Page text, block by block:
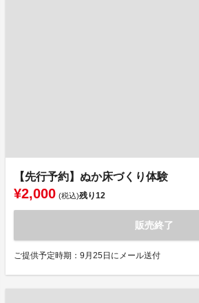
【先行予約】ぬか床づくり体験
¥2,000 (税込)残り12
販売終了
ご提供予定時期：9月25日にメール送付